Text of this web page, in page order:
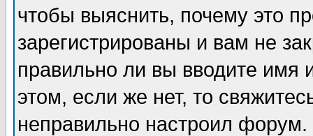
чтобы выяснить, почему это
зарегистрированы и вам не
правильно ли вы вводите
этом, если же нет, то
неправильно настроил форум.